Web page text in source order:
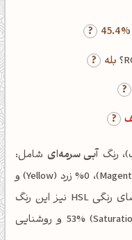
45.4%
بله
آبی سرمه‌ای شامل:
%70 فیروزه‌ای (Cyan)، %30 سرخابی (Magenta)، %0 زرد (Yellow) و
%59 مشکی (Key/Black) است. در فضای رنگی HSL نیز این رنگ
دارای فام (Hue) 206° درجه، اشباع (Saturation) 53% و روشنایی